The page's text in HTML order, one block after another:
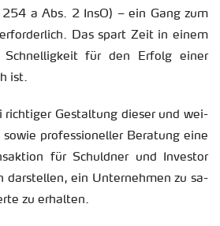
a Abs. 2 InsO) – ein Gang zum
Das spart Zeit in einem
für den Er­folg einer
ist.
rich­ti­ger Ge­stal­tung die­ser und wei­
pro­fes­sio­nel­ler Be­ra­tung eine
für Schuld­ner und In­ves­tor
dar­stel­len, ein Un­ter­neh­men zu sa­
zu er­hal­ten.